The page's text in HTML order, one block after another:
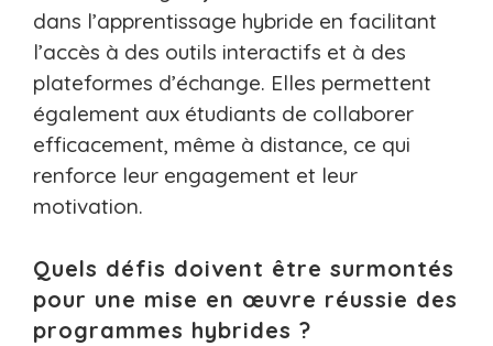
dans l’apprentissage hybride en facilitant
l’accès à des outils interactifs et à des
plateformes d’échange. Elles permettent
également aux étudiants de collaborer
efficacement, même à distance, ce qui
renforce leur engagement et leur
motivation.
Quels défis doivent être surmontés
pour une mise en œuvre réussie des
programmes hybrides ?